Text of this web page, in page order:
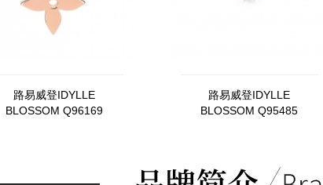
路易威登IDYLLE
BLOSSOM Q96169
路易威登IDYLLE
BLOSSOM Q95485